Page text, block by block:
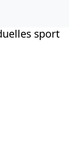
sport